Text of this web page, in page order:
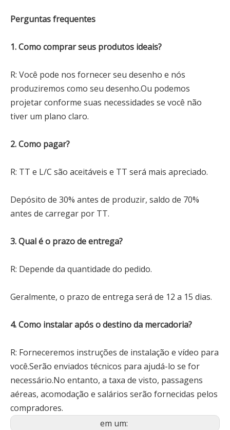
Perguntas frequentes
1. Como comprar seus produtos ideais?
R: Você pode nos fornecer seu desenho e nós
produziremos como seu desenho.Ou podemos
projetar conforme suas necessidades se você não
tiver um plano claro.
2. Como pagar?
R: TT e L/C são aceitáveis ​​e TT será mais apreciado.
Depósito de 30% antes de produzir, saldo de 70%
antes de carregar por TT.
3. Qual é o prazo de entrega?
R: Depende da quantidade do pedido.
Geralmente, o prazo de entrega será de 12 a 15 dias.
4. Como instalar após o destino da mercadoria?
R: Forneceremos instruções de instalação e vídeo para
você.Serão enviados técnicos para ajudá-lo se for
necessário.No entanto, a taxa de visto, passagens
aéreas, acomodação e salários serão fornecidas pelos
compradores.
em um: